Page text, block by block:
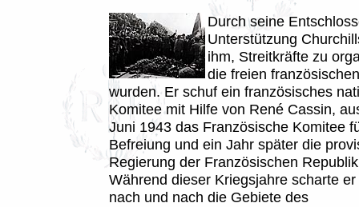
Durch seine
Unterstützung
ihm, Streitkräfte zu
die freien
wurden. Er schuf ein französisches
Komitee mit Hilfe von René Cassin,
Juni 1943 das Französische Komitee
Befreiung und ein Jahr später die
Regierung der Französischen
Während dieser Kriegsjahre scharte er
nach und nach die Gebiete des